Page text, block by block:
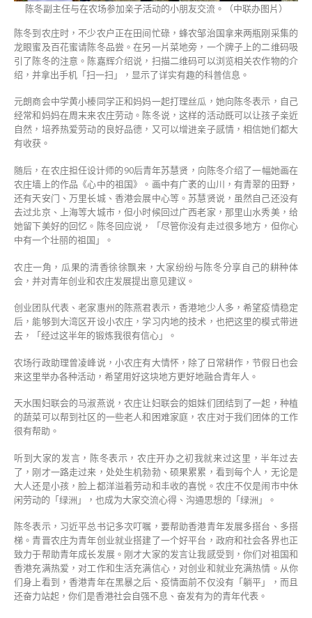
陈冬副主任与在农场参加亲子活动的小朋友交流。（中联办图片）
陈冬到农庄时，不少农户正在田间忙碌，蜂农邹治国拿来两瓶刚采集的
龙眼蜜及百花蜜请陈冬品尝。在另一片菜地旁，一个牌子上的二维码吸
引了陈冬的注意。陈嘉辉介绍说，扫描二维码可以浏览相关农作物的介
绍，并拿出手机「扫一扫」，显示了详实有趣的科普信息。
元朗商会中学黄小榛同学正和妈妈一起打理丝瓜，她向陈冬表示，自己
经常和妈妈在周末来农庄劳动。陈冬说，这样的活动既可以让孩子亲近
自然，培养热爱劳动的良好品德，又可以增进亲子感情，相信她们都大
有收获。
随后，在农庄担任设计师的90后青年苏慧贤，向陈冬介绍了一幅她画在
农庄墙上的作品《心中的祖国》。画中有广袤的山川，有青翠的田野，
还有天安门、万里长城、香港会展中心等。苏慧贤说，虽然自己还没有
去过北京、上海等大城市，但小时候回过广西老家，那里山水秀美，给
她留下美好的回忆。陈冬回应说，「尽管你没有走过很多地方，但你心
中有一个壮丽的祖国」。
农庄一角，瓜果的清香徐徐飘来，大家纷纷与陈冬分享自己的耕种体
会，并对青年创业和农庄发展提出意见建议。
创业团队代表、老家惠州的陈燕君表示，香港地少人多，希望疫情稳定
后，能够到大湾区开设小农庄，学习内地的技术，也把这里的模式带进
去，「经过这半年的锻炼我很有信心」。
农场行政助理曾凌峰说，小农庄有大情怀，除了日常耕作，节假日也会
来这里举办各种活动，希望用好这块地方更好地融合青年人。
天水围妇联会的马淑燕说，农庄让妇联会的姐妹们团结到了一起，种植
的蔬菜可以帮到社区的一些老人和困难家庭，农庄对于我们团体的工作
很有帮助。
听到大家的发言，陈冬表示，农庄开办之初我就来过这里，半年过去
了，刚才一路走过来，处处生机勃勃、硕果累累，看到每个人，无论是
大人还是小孩，脸上都洋溢着劳动和丰收的喜悦。农庄不仅是闹市中休
闲劳动的「绿洲」，也成为大家交流心得、沟通思想的「绿洲」。
陈冬表示，习近平总书记多次叮嘱，要帮助香港青年发展多搭台、多搭
梯。青晋农庄为青年创业就业搭建了一个好平台，政府和社会各界也正
致力于帮助青年成长发展。刚才大家的发言让我感受到，你们对祖国和
香港充满热爱，对工作和生活充满信心，对创业和就业充满热情。从你
们身上看到，香港青年在黑暴之后、疫情面前不仅没有「躺平」，而且
还奋力站起，你们是香港社会自强不息、奋发有为的青年代表。